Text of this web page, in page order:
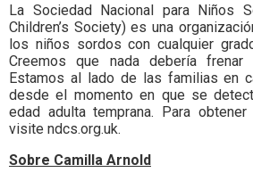
La Sociedad Nacional para Niños
Children’s Society) es una
los niños sordos con cualquier
Creemos que nada debería
Estamos al lado de las familias en
desde el momento en que se
edad adulta temprana. Para
visite ndcs.org.uk.
Sobre Camilla Arnold